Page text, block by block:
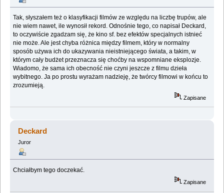
Tak, słyszałem też o klasyfikacji filmów ze względu na liczbę trupów, ale
nie wiem nawet, ile wynosił rekord. Odnośnie tego, co napisał Deckard,
to oczywiście zgadzam się, że kino sf. bez efektów specjalnych istnieć
nie może. Ale jest chyba różnica między filmem, który w normalny
sposób używa ich do ukazywania nieistniejącego świata, a takim, w
którym cały budżet przeznacza się choćby na wspomniane eksplozje.
Wiadomo, że sama ich obecność nie czyni jeszcze z filmu dzieła
wybitnego. Ja po prostu wyrażam nadzieję, że twórcy filmowi w końcu to
zrozumieją.
Zapisane
Deckard
Juror
Chciałbym tego doczekać.
Zapisane